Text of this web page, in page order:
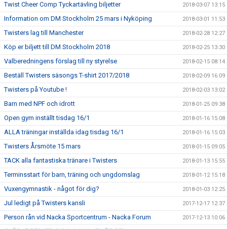
Twist Cheer Comp Tyckartävling biljetter 2018-03-07 13:15
Information om DM Stockholm 25 mars i Nyköping 2018-03-01 11:53
Twisters lag till Manchester 2018-02-28 12:27
Köp er biljett till DM Stockholm 2018 2018-02-25 13:30
Valberedningens förslag till ny styrelse 2018-02-15 08:14
Beställ Twisters säsongs T-shirt 2017/2018 2018-02-09 16:09
Twisters på Youtube ! 2018-02-03 13:02
Barn med NPF och idrott 2018-01-25 09:38
Open gym inställt tisdag 16/1 2018-01-16 15:08
ALLA träningar inställda idag tisdag 16/1 2018-01-16 15:03
Twisters Årsmöte 15 mars 2018-01-15 09:05
TACK alla fantastiska tränare i Twisters 2018-01-13 15:55
Terminsstart för barn, träning och ungdomslag 2018-01-12 15:18
Vuxengymnastik - något för dig? 2018-01-03 12:25
Jul ledigt på Twisters kansli 2017-12-17 12:37
Person rån vid Nacka Sportcentrum - Nacka Forum 2017-12-13 10:06